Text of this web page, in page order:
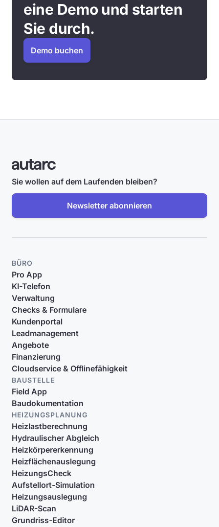
eine Demo und starten
Sie durch.
Demo buchen
Sie wollen auf dem Laufenden bleiben?
Newsletter abonnieren
BÜRO
Pro App
KI-Telefon
Verwaltung
Checks & Formulare
Kundenportal
Leadmanagement
Angebote
Finanzierung
Cloudservice & Offlinefähigkeit
BAUSTELLE
Field App
Baudokumentation
HEIZUNGSPLANUNG
Heizlastberechnung
Hydraulischer Abgleich
Heizkörpererkennung
Heizflächenauslegung
HeizungsCheck
Aufstellort-Simulation
Heizungsauslegung
LiDAR-Scan
Grundriss-Editor